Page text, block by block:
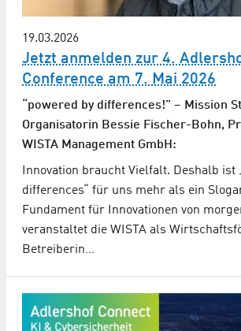
19.03.2026
Jetzt anmelden zur 4.
Conference am 7. Mai 2026
“powered by differences!” – Mission
Organisatorin Bessie Fischer-Bohn,
WISTA Management GmbH:
Innovation braucht Vielfalt. Deshalb ist
differences“ für uns mehr als ein
Fundament für Innovationen von
veranstaltet die WISTA als
Betreiberin…